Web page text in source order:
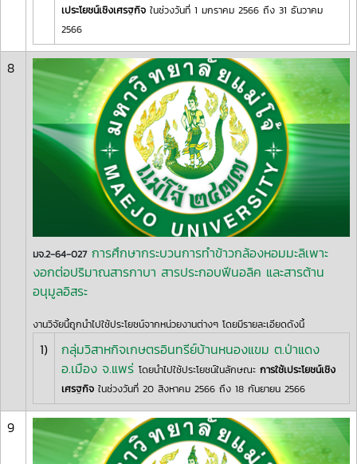
เประโยชน์เชิงเศรฐกิจ ในช่วงวันที่ 1 มกราคม 2566 ถึง 31 ธันวาคม
2566
8
มจ.2-64-027 การศึกษากระบวนการทำข้าวกล้องหอมมะลิเพาะ
งอกต่อปริมาณสารกาบา สารประกอบฟีนอลิค และสารต้าน
อนุมูลอิสระ
งานวิจัยนี้ถูกนำไปใช้ประโยชน์จากหน่วยงานต่างๆ โดยมีรายละเอียดดังนี้
1)
กลุ่มวิสาหกิจเกษตรอินทรีย์บ้านหนองแขม ต.ป่าแดง
อ.เมือง จ.แพร่ โดยนำไปใช้ประโยชน์ในลักษณะ การใช้เประโยชน์เชิง
เศรฐกิจ ในช่วงวันที่ 20 สิงหาคม 2566 ถึง 18 กันยายน 2566
9